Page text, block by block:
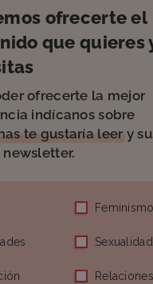
ofrecerte el
que quieres
ofrecerte la mejor
indícanos sobre
te gustaría leer y
newsletter.
Feminismo
Sexualidad